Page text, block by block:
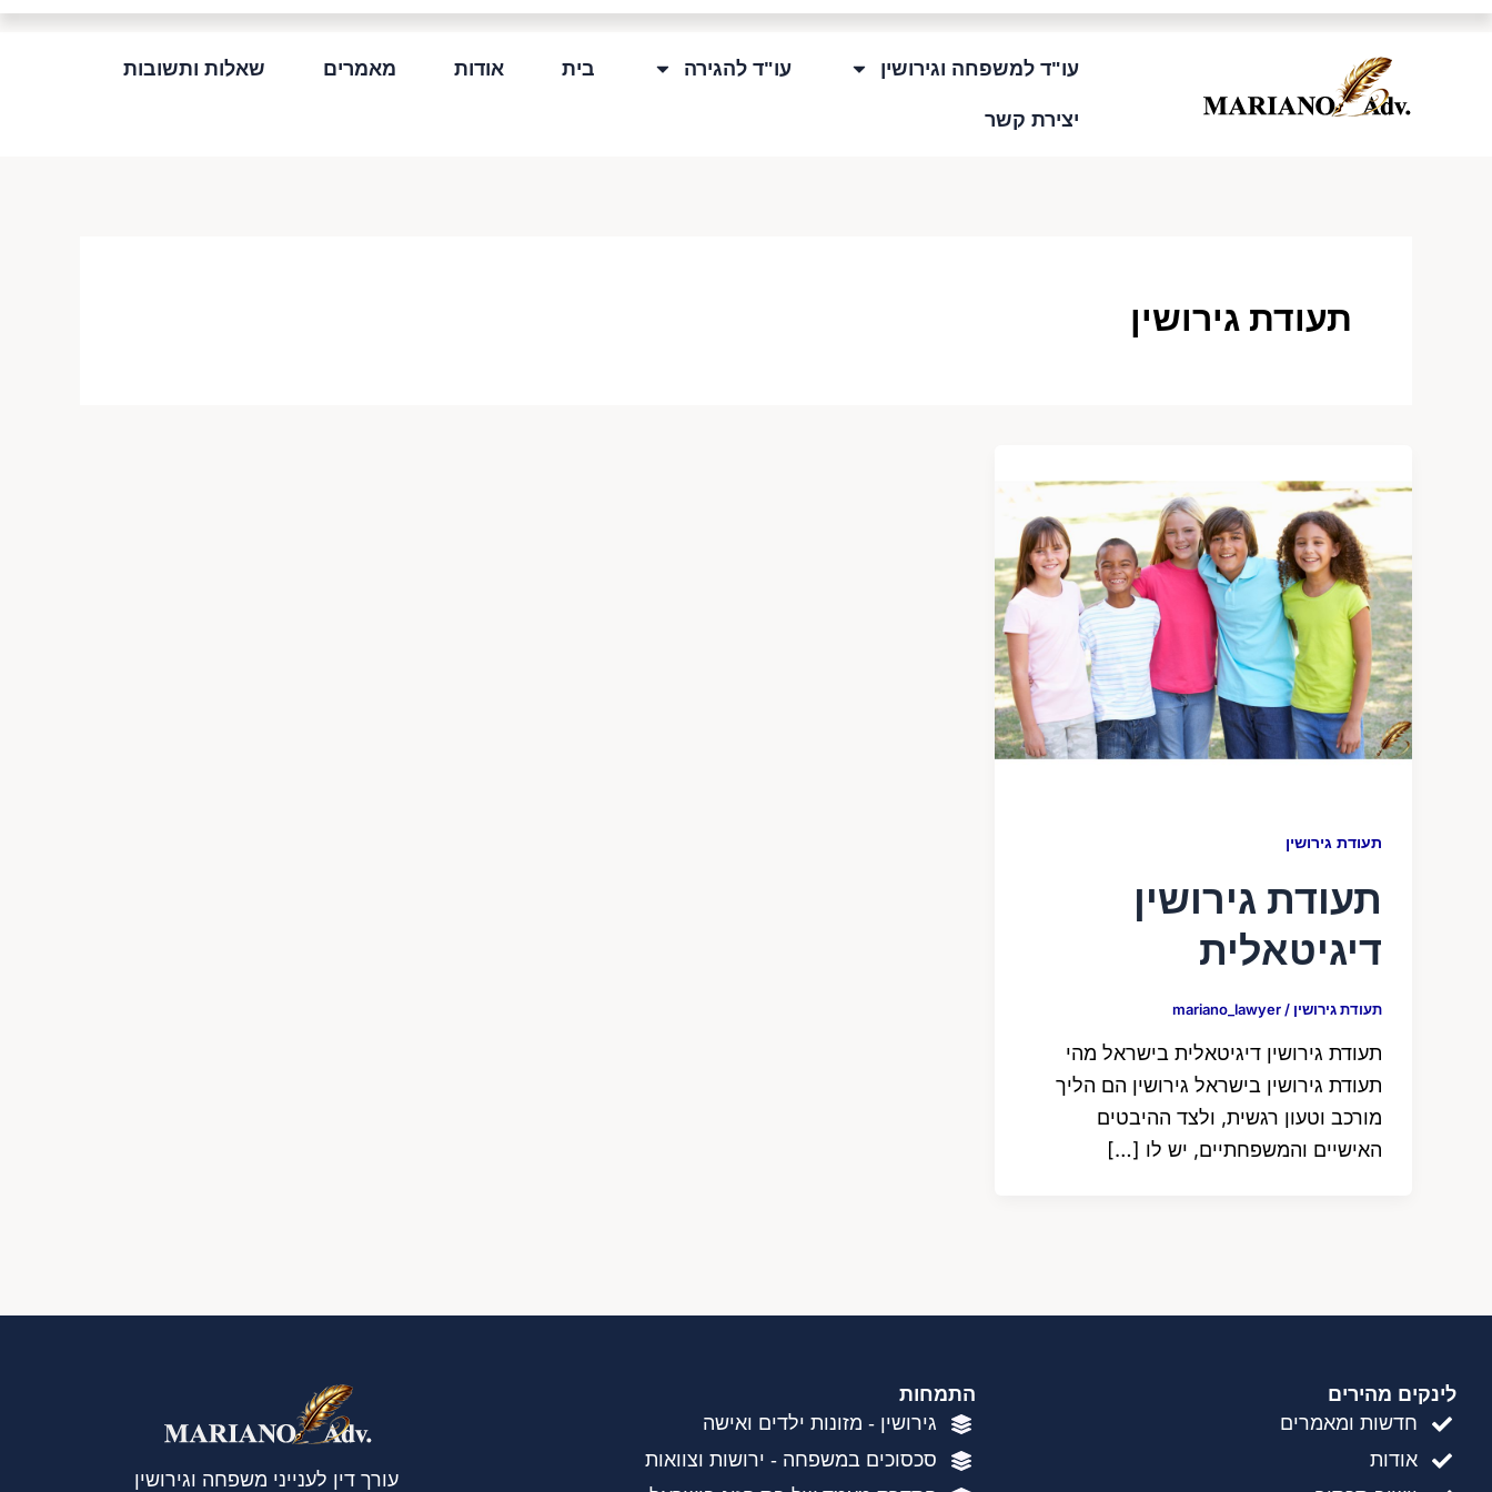
לתוכן
דילוג
עו"ד למשפחה וגירושין עו"ד להגירה בית אודות מאמרים שאלות ותשובות
יצירת קשר
תעודת גירושין
תעודת גירושין
תעודת גירושין
דיגיטאלית
תעודת גירושין /
mariano_lawyer
תעודת גירושין דיגיטאלית בישראל מהי
תעודת גירושין בישראל גירושין הם הליך
מורכב וטעון רגשית, ולצד ההיבטים
האישיים והמשפחתיים, יש לו […]
לינקים מהירים
חדשות ומאמרים
אודות
התמחות
גירושין - מזונות ילדים ואישה
סכסוכים במשפחה - ירושות וצוואות
עורך דין לענייני משפחה וגירושין